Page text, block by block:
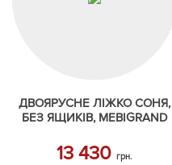
ДВОЯРУСНЕ ЛІЖКО СОНЯ,
БЕЗ ЯЩИКІВ, MEBIGRAND
13 430грн.